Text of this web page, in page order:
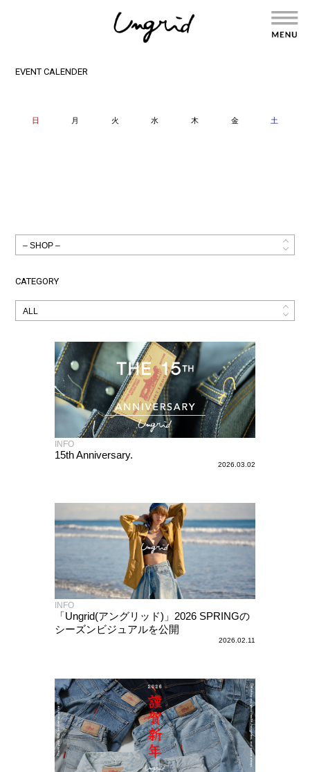
EVENT CALENDER
日 月 火 水 木 金 土
CATEGORY
INFO
15th Anniversary.
2026.03.02
INFO
「Ungrid(アングリッド)」2026 SPRINGの
シーズンビジュアルを公開
2026.02.11